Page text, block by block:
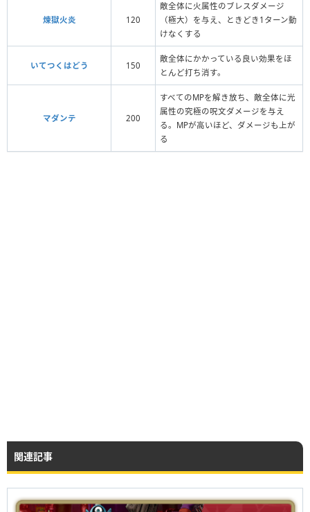
煉獄火炎 120
敵全体に火属性のブレスダメージ
（極大）を与え、ときどき1ターン動
けなくする
いてつくはどう 150
敵全体にかかっている良い効果をほ
とんど打ち消す。
マダンテ 200
すべてのMPを解き放ち、敵全体に光
属性の究極の呪文ダメージを与え
る。MPが高いほど、ダメージも上が
る
関連記事